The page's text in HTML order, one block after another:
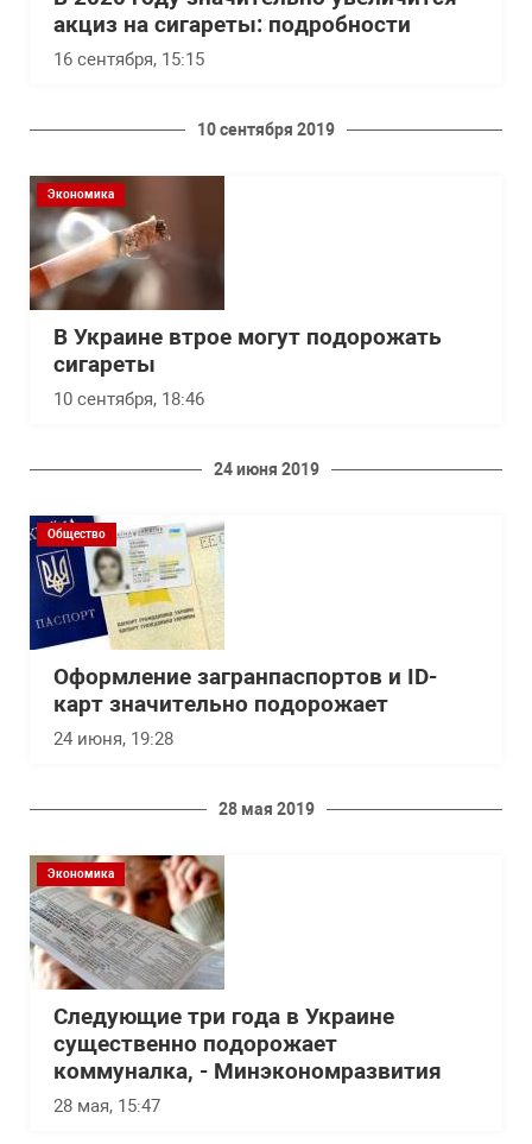
акциз на сигареты: подробности
16 сентября, 15:15
10 сентября 2019
Экономика
В Украине втрое могут подорожать
сигареты
10 сентября, 18:46
24 июня 2019
Общество
Оформление загранпаспортов и ID-
карт значительно подорожает
24 июня, 19:28
28 мая 2019
Экономика
Следующие три года в Украине
существенно подорожает
коммуналка, - Минэкономразвития
28 мая, 15:47